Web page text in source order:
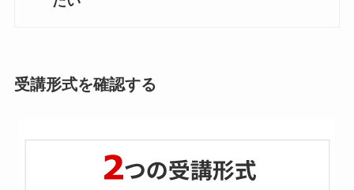
受講形式を確認する